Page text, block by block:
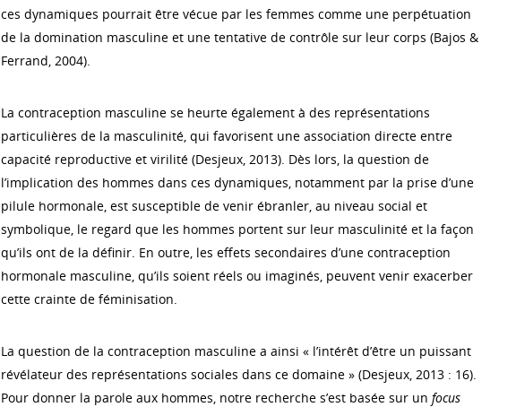
ces dynamiques pourrait être vécue par les femmes comme une perpétuation
de la domination masculine et une tentative de contrôle sur leur corps (Bajos &
Ferrand, 2004).
La contraception masculine se heurte également à des représentations
particulières de la masculinité, qui favorisent une association directe entre
capacité reproductive et virilité (Desjeux, 2013). Dès lors, la question de
l’implication des hommes dans ces dynamiques, notamment par la prise d’une
pilule hormonale, est susceptible de venir ébranler, au niveau social et
symbolique, le regard que les hommes portent sur leur masculinité et la façon
qu’ils ont de la définir. En outre, les effets secondaires d’une contraception
hormonale masculine, qu’ils soient réels ou imaginés, peuvent venir exacerber
cette crainte de féminisation.
La question de la contraception masculine a ainsi « l’intérêt d’être un puissant
révélateur des représentations sociales dans ce domaine » (Desjeux, 2013 : 16).
Pour donner la parole aux hommes, notre recherche s’est basée sur un focus